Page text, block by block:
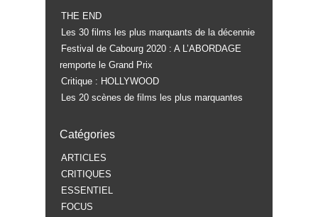
THE END
Les 30 films les plus marquants de la décennie
Festival de Cabourg 2020 : A L’ABORDAGE
remporte le Grand Prix
Critique : HOLLYWOOD
Les 20 scènes de films les plus marquantes
Catégories
ARTICLES
CRITIQUES
ESSENTIEL
FOCUS